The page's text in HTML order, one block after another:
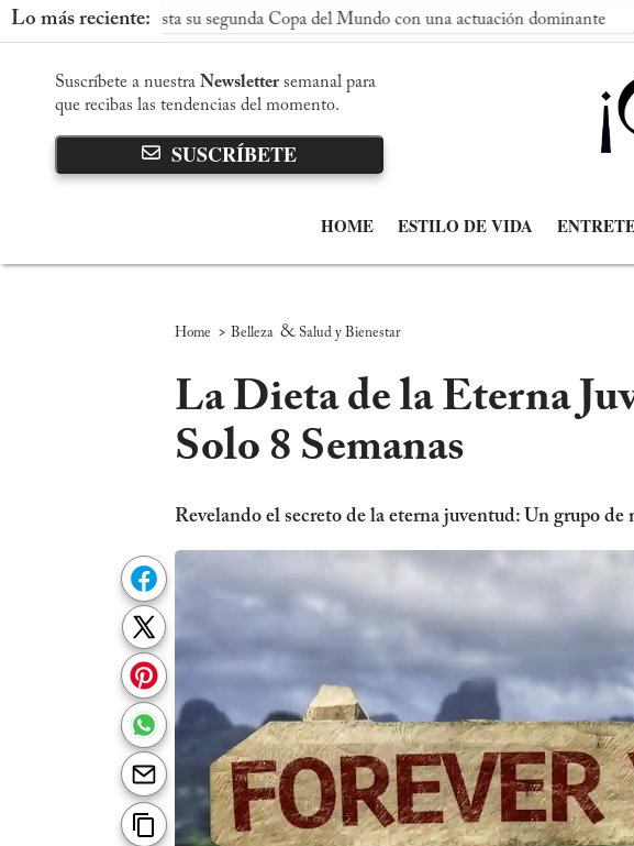
Lo más reciente:
conquista su segunda Copa del Mundo con una actuación dominante Argentina
Suscríbete a nuestra Newsletter semanal para
que recibas las tendencias del momento.
SUSCRÍBETE
HOME ESTILO DE VIDA
Home > Belleza & Salud y Bienestar
La Dieta de la Eterna
Solo 8 Semanas
Revelando el secreto de la eterna juventud: Un grupo